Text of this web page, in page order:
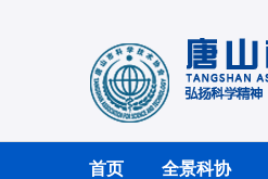
首页 全景科协